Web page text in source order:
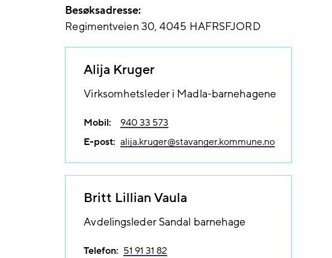
Besøksadresse:
Regimentveien 30 4045 HAFRSFJORD
Alija Kruger
Virksomhetsleder i Madla-barnehagene
Mobil:
940 33 573
E-post: alija.kruger@​stavanger.kommune.no
Britt Lillian Vaula
Avdelingsleder Sandal barnehage
Telefon: 51 91 31 82